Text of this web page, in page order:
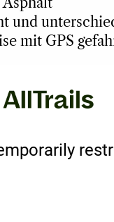
und
mit GPS